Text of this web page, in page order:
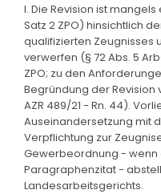
I. Die Revision ist
Satz 2 ZPO) hinsichtlich
qualifizierten Zeugnisses
verwerfen (§ 72 Abs. 5
ZPO; zu den
Begründung der Revision
AZR 489/21 - Rn. 44).
Auseinandersetzung mit
Verpflichtung zur
Gewerbeordnung - wenn
Paragraphenzitat -
Landesarbeitsgerichts.